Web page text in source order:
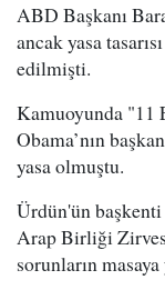
ABD Başkanı
ancak yasa
edilmişti.
Kamuoyunda "11
Obama’nın
yasa olmuştu.
Ürdün'ün
Arap Birliği
sorunların